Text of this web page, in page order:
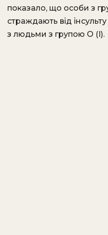
показало, що особи з
страждають від
з людьми з групою O (I).